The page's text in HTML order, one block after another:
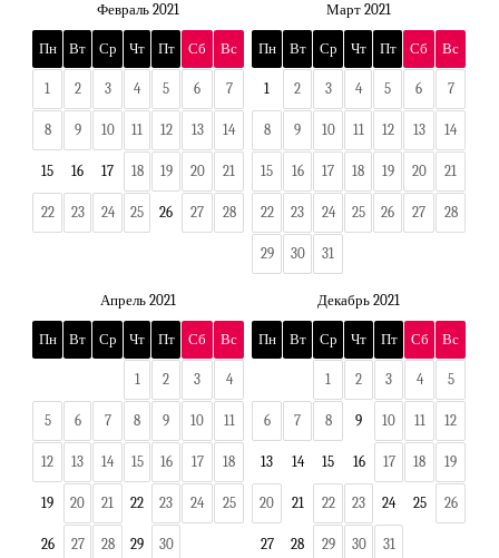
Февраль 2021
Пн Вт Ср Чт Пт Сб Вс
1 2 3 4 5 6 7
8 9 10 11 12 13 14
15 16 17 18 19 20 21
22 23 24 25 26 27 28
Март 2021
Пн Вт Ср Чт Пт Сб Вс
1 2 3 4 5 6 7
8 9 10 11 12 13 14
15 16 17 18 19 20 21
22 23 24 25 26 27 28
29 30 31
Апрель 2021
Пн Вт Ср Чт Пт Сб Вс
1 2 3 4
5 6 7 8 9 10 11
12 13 14 15 16 17 18
19 20 21 22 23 24 25
26 27 28 29 30
Декабрь 2021
Пн Вт Ср Чт Пт Сб Вс
1 2 3 4 5
6 7 8 9 10 11 12
13 14 15 16 17 18 19
20 21 22 23 24 25 26
27 28 29 30 31